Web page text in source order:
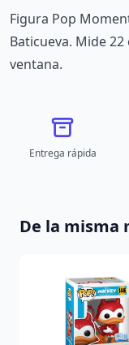
Figura Pop
Baticueva. Mide
ventana.
Entrega rápida
De la misma